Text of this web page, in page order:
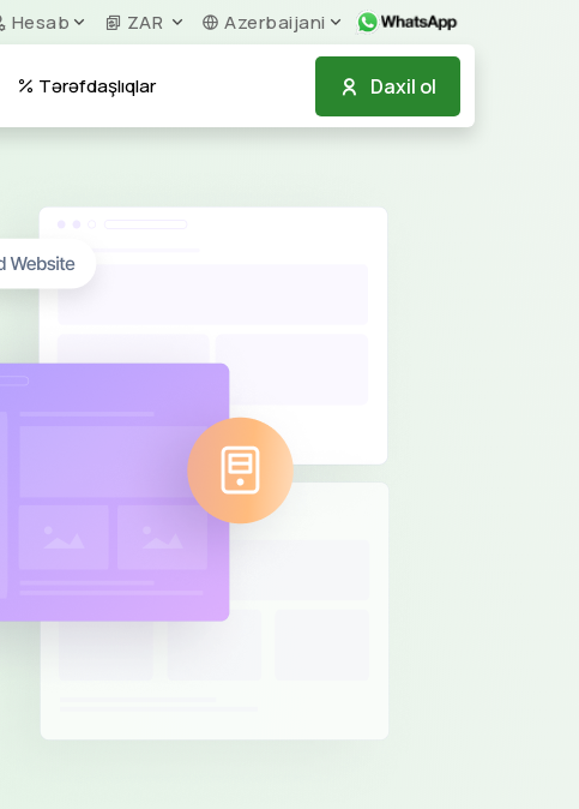
Hesab ZAR Azerbaijani
Daxil ol
Tərəfdaşlıqlar